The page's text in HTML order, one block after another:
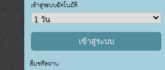
เข้าสู่ระบบอัตโนมัติ
ลืมรหัสผ่าน